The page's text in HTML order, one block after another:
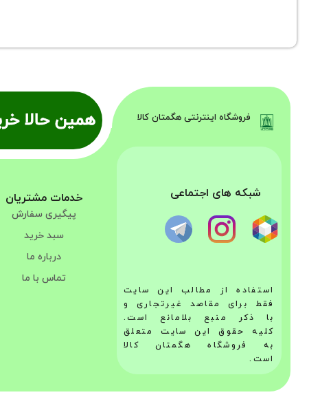
همین حالا فروشگاه اینترنتی هگمتان کالا
شبکه های اجتماعی
استفاده از مطالب این سایت
فقط برای مقاصد غیرتجاری و
با ذکر منبع بلامانع است.
کلیه حقوق این سایت متعلق
به فروشگاه هگمتان کالا
است.
خدمات مشتریان
پیگیری سفارش
سبد خرید
درباره ما
تماس با ما